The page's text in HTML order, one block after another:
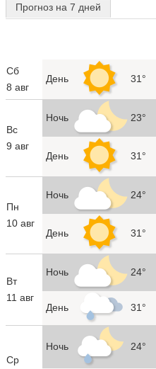
Прогноз на 7 дней
Сб
8 авг
День 31°
Вс
9 авг
Ночь 23°
День 31°
Пн
10 авг
Ночь 24°
День 31°
Вт
11 авг
Ночь 24°
День 31°
Ср
Ночь 24°